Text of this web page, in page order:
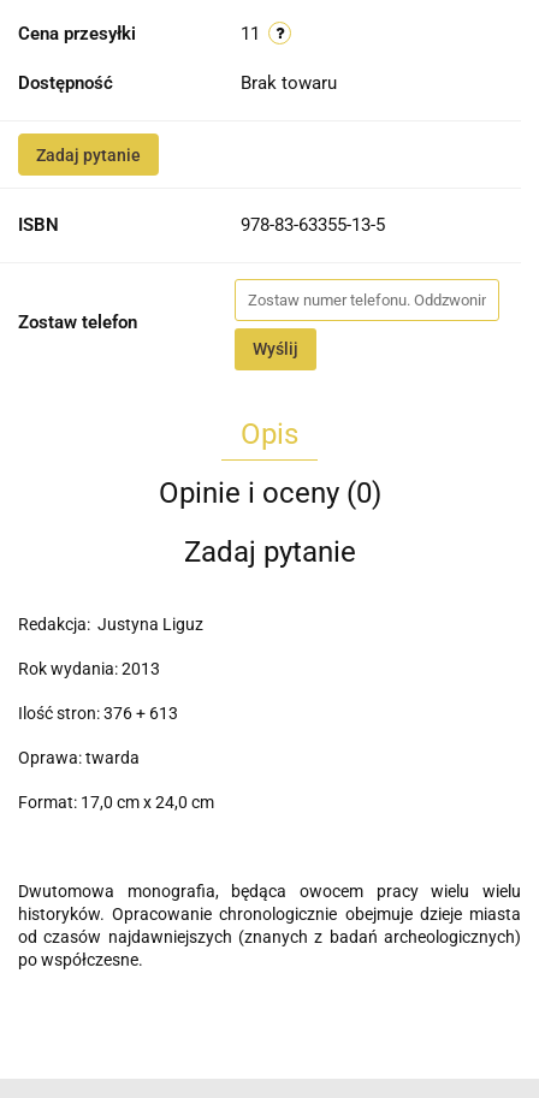
Cena przesyłki 11
Dostępność Brak towaru
Zadaj pytanie
ISBN 978-83-63355-13-5
Zostaw telefon
Wyślij
Opis
Opinie i oceny (0)
Zadaj pytanie
Redakcja: Justyna Liguz
Rok wydania: 2013
Ilość stron: 376 + 613
Oprawa: twarda
Format: 17,0 cm x 24,0 cm
Dwutomowa monografia, będąca owocem pracy wielu wielu
historyków. Opracowanie chronologicznie obejmuje dzieje miasta
od czasów najdawniejszych (znanych z badań archeologicznych)
po współczesne.